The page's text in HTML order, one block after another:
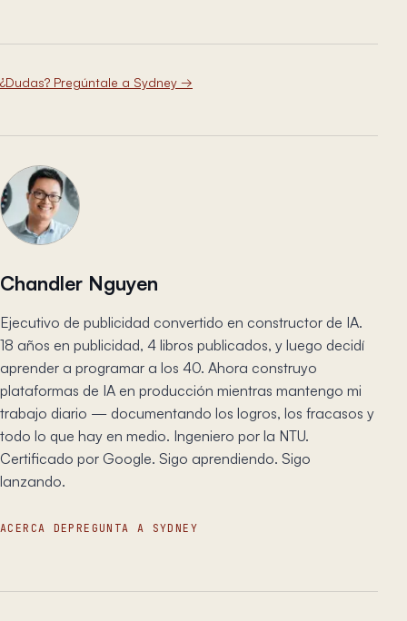
¿Dudas? Pregúntale a Sydney →
Chandler Nguyen
Ejecutivo de publicidad convertido en constructor de IA.
18 años en publicidad, 4 libros publicados, y luego decidí
aprender a programar a los 40. Ahora construyo
plataformas de IA en producción mientras mantengo mi
trabajo diario — documentando los logros, los fracasos y
todo lo que hay en medio. Ingeniero por la NTU.
Certificado por Google. Sigo aprendiendo. Sigo
lanzando.
ACERCA DE PREGUNTA A SYDNEY